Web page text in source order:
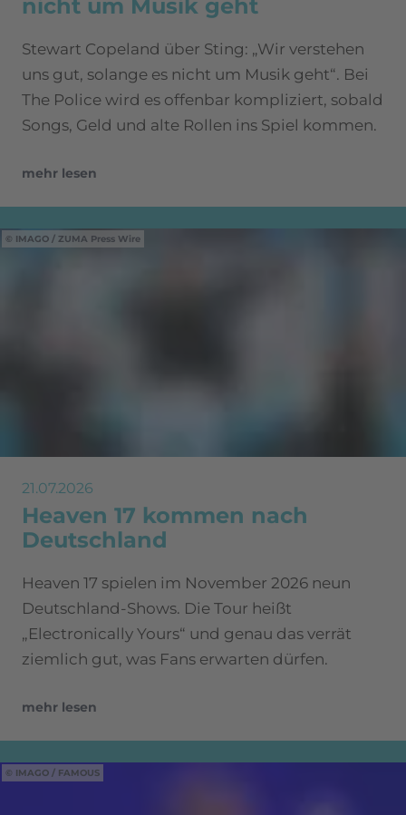
nicht um Musik geht
Stewart Copeland über Sting: „Wir verstehen
uns gut, solange es nicht um Musik geht“. Bei
The Police wird es offenbar kompliziert, sobald
Songs, Geld und alte Rollen ins Spiel kommen.
mehr lesen
IMAGO / ZUMA Press Wire
21.07.2026
Heaven 17 kommen nach
Deutschland
Heaven 17 spielen im November 2026 neun
Deutschland-Shows. Die Tour heißt
„Electronically Yours“ und genau das verrät
ziemlich gut, was Fans erwarten dürfen.
mehr lesen
IMAGO / FAMOUS